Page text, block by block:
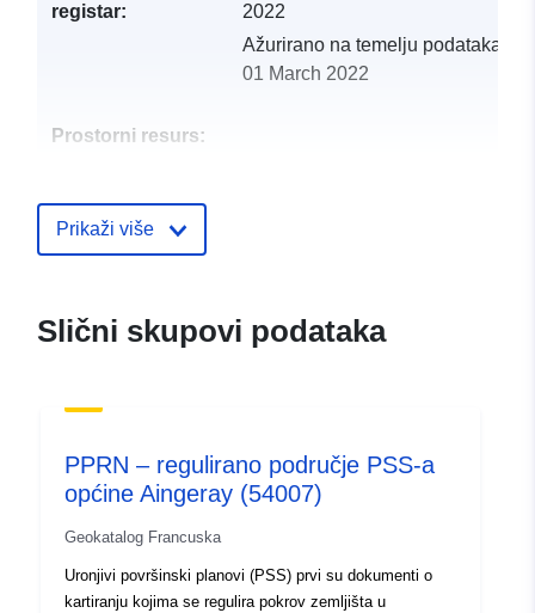
registar:
2022
Ažurirano na temelju
01 March 2022
Prostorni resurs:
b1a6ff78df0a
4bc1-9a84-20bc89744e3a
Tip:
Resurs:
codelist/SpatialDataServiceType/
Prikaži više
Slični skupovi podataka
PPRN – regulirano područje PSS-a
općine Aingeray (54007)
Geokatalog Francuska
Uronjivi površinski planovi (PSS) prvi su dokumenti o
kartiranju kojima se regulira pokrov zemljišta u